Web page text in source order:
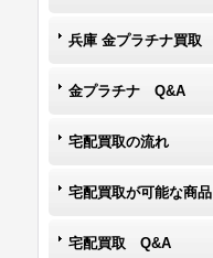
兵庫 金プラチナ買取
金プラチナ Q&A
宅配買取の流れ
宅配買取が可能な商品
宅配買取 Q&A